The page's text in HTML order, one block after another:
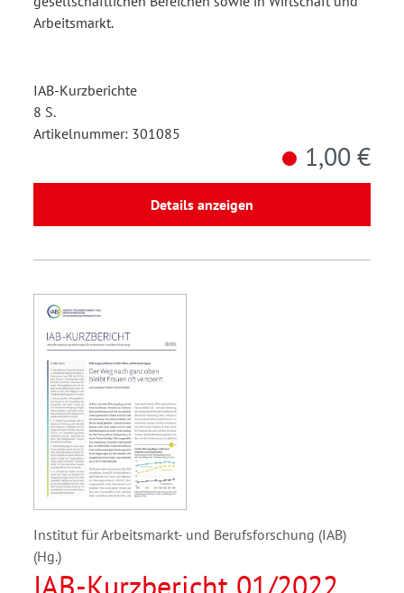
Arbeitsmarkt.
IAB-Kurzberichte
8 S.
Artikelnummer: 301085
1,00 €
Details anzeigen
Institut für Arbeitsmarkt- und Berufsforschung (IAB)
(Hg.)